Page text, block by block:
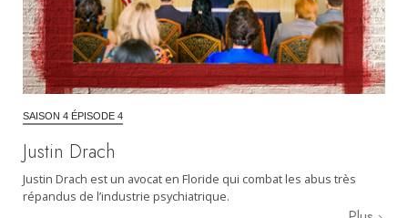
SAISON 4 ÉPISODE 4
Justin Drach
Justin Drach est un avocat en Floride qui combat les abus très
répandus de l’industrie psychiatrique.